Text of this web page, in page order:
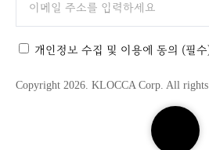
검
색
C
개인정보 수집 및 이용에 동의 (필
Copyright 2026. KLOCCA Corp. All rights